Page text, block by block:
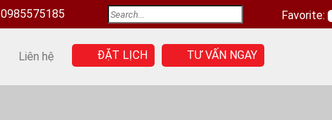
0985575185 Favorite:
Liên hệ ĐẶT LỊCH TƯ VẤN NGAY